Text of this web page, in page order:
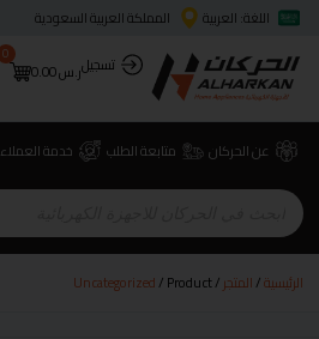
اللغة: العربية
المملكة العربية السعودية
تسجيلر.س0.00
0
عن الحركان متابعة الطلب خدمة العملاء
الرئيسية/المتجر/
Uncategorized/ Product